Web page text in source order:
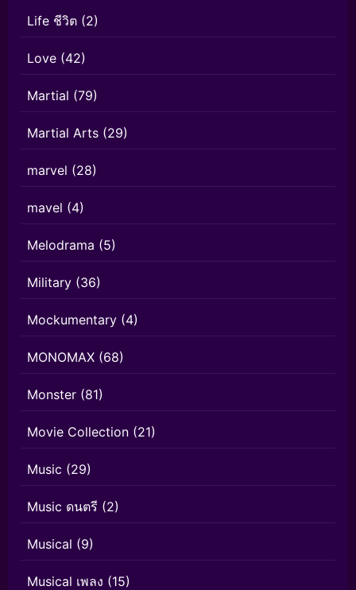
Life ชีวิต (2)
Love (42)
Martial (79)
Martial Arts (29)
marvel (28)
mavel (4)
Melodrama (5)
Military (36)
Mockumentary (4)
MONOMAX (68)
Monster (81)
Movie Collection (21)
Music (29)
Music ดนตรี (2)
Musical (9)
Musical เพลง (15)